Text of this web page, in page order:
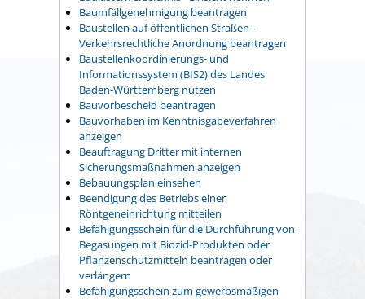
Baumfällgenehmigung beantragen
Baustellen auf öffentlichen Straßen -
Verkehrsrechtliche Anordnung beantragen
Baustellenkoordinierungs- und
Informationssystem (BIS2) des Landes
Baden-Württemberg nutzen
Bauvorbescheid beantragen
Bauvorhaben im Kenntnisgabeverfahren
anzeigen
Beauftragung Dritter mit internen
Sicherungsmaßnahmen anzeigen
Bebauungsplan einsehen
Beendigung des Betriebs einer
Röntgeneinrichtung mitteilen
Befähigungsschein für die Durchführung von
Begasungen mit Biozid-Produkten oder
Pflanzenschutzmitteln beantragen oder
verlängern
Befähigungsschein zum gewerbsmäßigen